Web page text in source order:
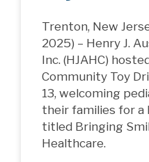
Trenton, New
2025) – Henry J.
Inc. (HJAHC)
Community Toy
13, welcoming
their families for a
titled Bringing
Healthcare.